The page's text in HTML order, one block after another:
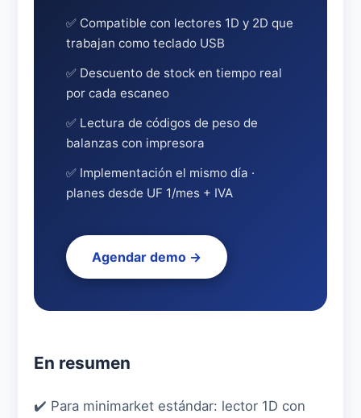
✅ Compatible con lectores 1D y 2D que
trabajan como teclado USB
✅ Descuento de stock en tiempo real
por cada escaneo
✅ Lectura de códigos de peso de
balanzas con impresora
✅ Implementación el mismo día ·
planes desde UF 1/mes + IVA
Agendar demo →
En resumen
✔️ Para minimarket estándar: lector 1D con